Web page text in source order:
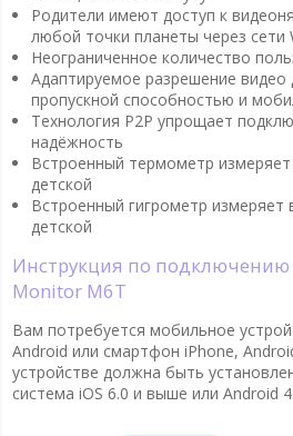
Родители имеют доступ к
любой точки планеты через сети
Неограниченное количество
Адаптируемое разрешение видео
пропускной способностью и
Технология P2P упрощает
надёжность
Встроенный термометр измеряет
детской
Встроенный гигрометр измеряет
детской
Инструкция по подключению видеоняни iBaby
Monitor M6T
Вам потребуется мобильное
Android или смартфон iPhone,
устройстве должна быть
система iOS 6.0 и выше или Android